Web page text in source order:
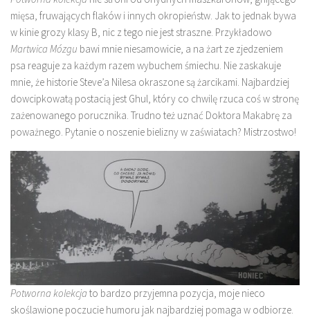
mięsa, fruwających flaków i innych okropieństw. Jak to jednak bywa
w kinie grozy klasy B, nic z tego nie jest straszne. Przykładowo
Martwica Mózgu bawi mnie niesamowicie, a na żart ze zjedzeniem
psa reaguje za każdym razem wybuchem śmiechu. Nie zaskakuje
mnie, że historie Steve’a Nilesa okraszone są żarcikami. Najbardziej
dowcipkowatą postacią jest Ghul, który co chwilę rzuca coś w stronę
zażenowanego porucznika. Trudno też uznać Doktora Makabrę za
poważnego. Pytanie o noszenie bielizny w zaświatach? Mistrzostwo!
Potworna kolekcjato bardzo przyjemna pozycja, moje nieco
skoślawione poczucie humoru jak najbardziej pomaga w odbiorze.